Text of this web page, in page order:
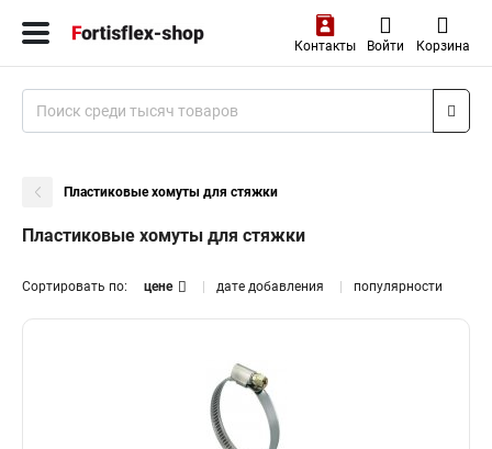
Контакты Войти Корзина
Пластиковые хомуты для стяжки
Пластиковые хомуты для стяжки
Сортировать по: цене дате добавления популярности